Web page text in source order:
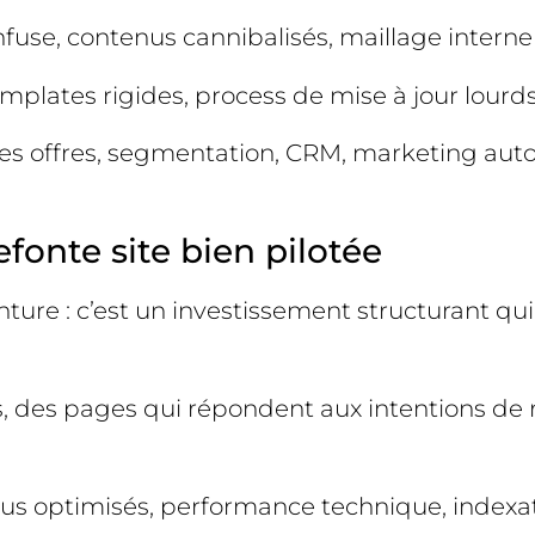
contenus cannibalisés, maillage
rigides, process de mise à jour
offres, segmentation, CRM, marketing
site bien pilotée
: c’est un investissement structurant
des pages qui répondent aux intentions de
optimisés, performance technique,